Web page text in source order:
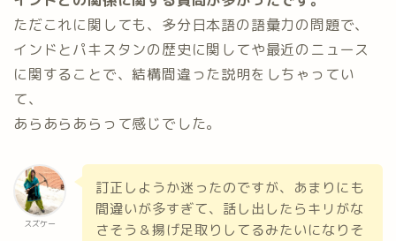
ただこれに関しても、多分日本語の語彙力の問題で、
インドとパキスタンの歴史に関してや最近のニュース
に関することで、結構間違った説明をしちゃってい
て、
あらあらあらって感じでした。
スズケー
訂正しようか迷ったのですが、あまりにも
間違いが多すぎて、話し出したらキリがな
さそう＆揚げ足取りしてるみたいになりそ